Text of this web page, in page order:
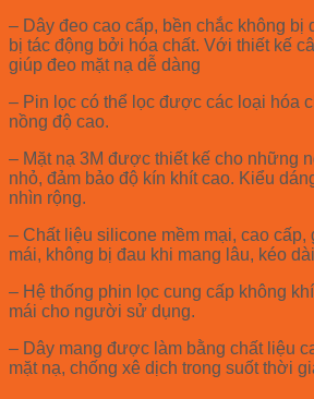
– Dây đeo cao cấp, bền chắc không bị
bị tác động bởi hóa chất. Với thiết kế
giúp đeo mặt nạ dễ dàng
– Pin lọc có thể lọc được các loại hóa
nồng độ cao.
– Mặt nạ 3M được thiết kế cho những
nhỏ, đảm bảo độ kín khít cao. Kiểu
nhìn rộng.
– Chất liệu silicone mềm mại, cao
mái, không bị đau khi mang lâu, kéo
– Hệ thống phin lọc cung cấp không
mái cho người sử dụng.
– Dây mang được làm bằng chất liệu
mặt nạ, chống xê dịch trong suốt thời